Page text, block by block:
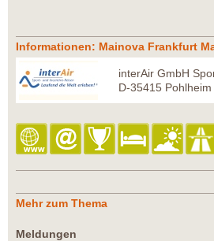
Informationen: Mainova Frankfurt
interAir GmbH
D-35415 Pohlheim
Mehr zum Thema
Meldungen